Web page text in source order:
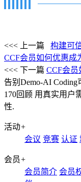
<<< 上一篇
构建可
CCF会员如何优惠成
<<< 下一篇 CCF会
告别Demo-AI
170回顾 用真实用户
性.
活动+
会议 竞赛 认证
会员+
会员简介 会员